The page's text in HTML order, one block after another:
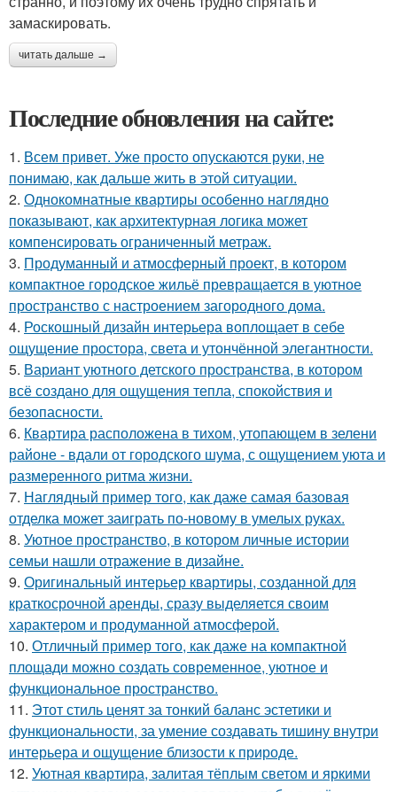
замаскировать.
читать дальше →
Последние обновления на сайте:
1. Всем привет. Уже просто опускаются руки, не
понимаю, как дальше жить в этой ситуации.
2. Однокомнатные квартиры особенно наглядно
показывают, как архитектурная логика может
компенсировать ограниченный метраж.
3. Продуманный и атмосферный проект, в котором
компактное городское жильё превращается в уютное
пространство с настроением загородного дома.
4. Роскошный дизайн интерьера воплощает в себе
ощущение простора, света и утончённой элегантности.
5. Вариант уютного детского пространства, в котором
всё создано для ощущения тепла, спокойствия и
безопасности.
6. Квартира расположена в тихом, утопающем в зелени
районе - вдали от городского шума, с ощущением уюта и
размеренного ритма жизни.
7. Наглядный пример того, как даже самая базовая
отделка может заиграть по-новому в умелых руках.
8. Уютное пространство, в котором личные истории
семьи нашли отражение в дизайне.
9. Оригинальный интерьер квартиры, созданной для
краткосрочной аренды, сразу выделяется своим
характером и продуманной атмосферой.
10. Отличный пример того, как даже на компактной
площади можно создать современное, уютное и
функциональное пространство.
11. Этот стиль ценят за тонкий баланс эстетики и
функциональности, за умение создавать тишину внутри
интерьера и ощущение близости к природе.
12. Уютная квартира, залитая тёплым светом и яркими